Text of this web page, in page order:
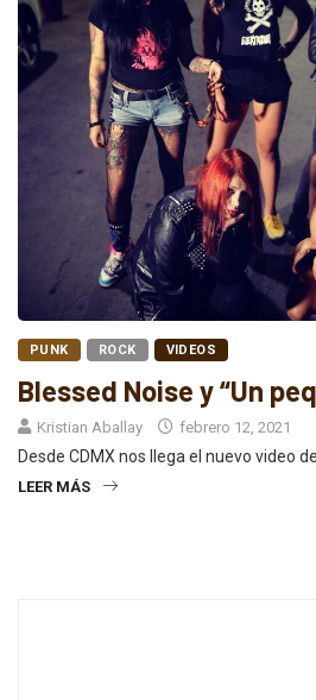
PUNK ROCK VIDEOS
Blessed Noise y “Un
Kristian Aballay febrero 12, 2021
Desde CDMX nos llega el nuevo video
LEER MÁS